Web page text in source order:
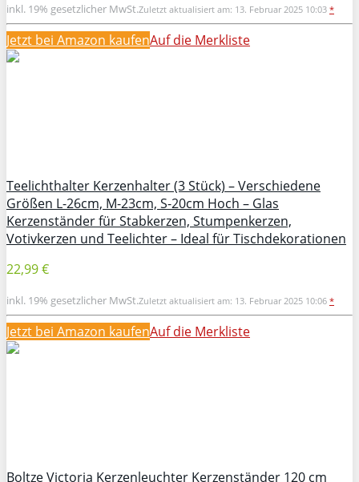
inkl. 19% gesetzlicher MwSt.Zuletzt aktualisiert am: 13. Februar 2025 10:03 *
Jetzt bei Amazon kaufenAuf die Merkliste
Teelichthalter Kerzenhalter (3 Stück) – Verschiedene
Größen L-26cm, M-23cm, S-20cm Hoch – Glas
Kerzenständer für Stabkerzen, Stumpenkerzen,
Votivkerzen und Teelichter – Ideal für Tischdekorationen
22,99 €
inkl. 19% gesetzlicher MwSt.Zuletzt aktualisiert am: 13. Februar 2025 10:06 *
Jetzt bei Amazon kaufenAuf die Merkliste
Boltze Victoria Kerzenleuchter Kerzenständer 120 cm